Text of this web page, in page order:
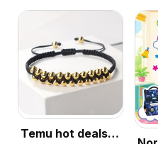
Temu hot deals –